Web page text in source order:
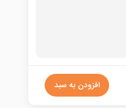
افزودن به سبد